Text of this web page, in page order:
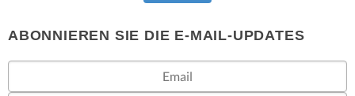
ABONNIEREN SIE DIE E-MAIL-UPDATES